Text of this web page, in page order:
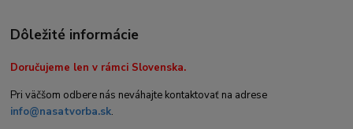
Dôležité informácie
Doručujeme len v rámci Slovenska.
Pri väčšom odbere nás neváhajte kontaktovať na adrese
info@nasatvorba.sk.